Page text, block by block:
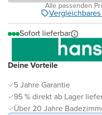
Deine Vorteile
5 Jahre Garantie
95 % direkt ab Lager
Über 20 Jahre
Alle passenden
Sofort lieferbar